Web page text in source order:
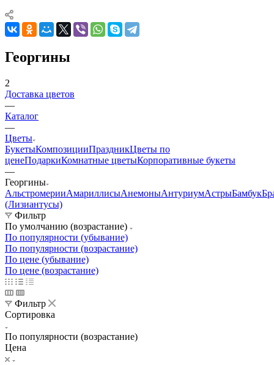
Георгины
2
Доставка цветов
—
Каталог
—
Цветы
БукетыКомпозицииПраздникЦветы по
ценеПодаркиКомнатные цветыКорпоративные букеты
—
Георгины
АльстромерииАмариллисыАнемоныАнтуриумАстрыБамбук
(Лизиантусы)
Фильтр
По умолчанию (возрастание)
По популярности (убывание)
По популярности (возрастание)
По цене (убывание)
По цене (возрастание)
Фильтр
Сортировка
По популярности (возрастание)
Цена